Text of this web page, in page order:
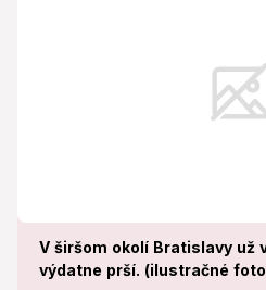
V širšom okolí Bratislavy už
výdatne prší. (ilustračné